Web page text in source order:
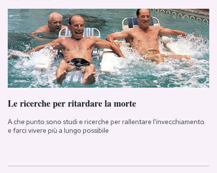
Le ricerche per ritardare la morte
A che punto sono studi e ricerche per rallentare l'invecchiamento
e farci vivere più a lungo possibile